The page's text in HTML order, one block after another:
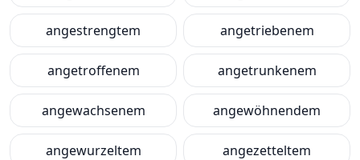
angestrengtem angetriebenem
angetroffenem angetrunkenem
angewachsenem angewöhnendem
angewurzeltem angezetteltem